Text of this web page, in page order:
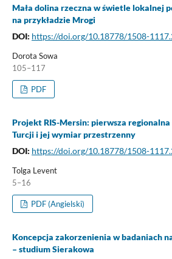
Mała dolina rzeczna w świetle lokalnej
na przykładzie Mrogi
DOI: https://doi.org/10.18778/1508-
Dorota Sowa
105–117
PDF
Projekt RIS-Mersin: pierwsza
Turcji i jej wymiar przestrzenny
DOI: https://doi.org/10.18778/1508-
Tolga Levent
5–16
PDF (Angielski)
Koncepcja zakorzenienia w badaniach
– studium Sierakowa